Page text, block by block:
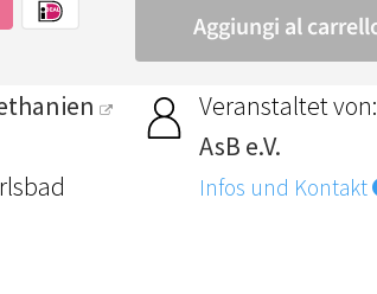
Veranstaltet von:
AsB e.V.
Infos und Kontakt